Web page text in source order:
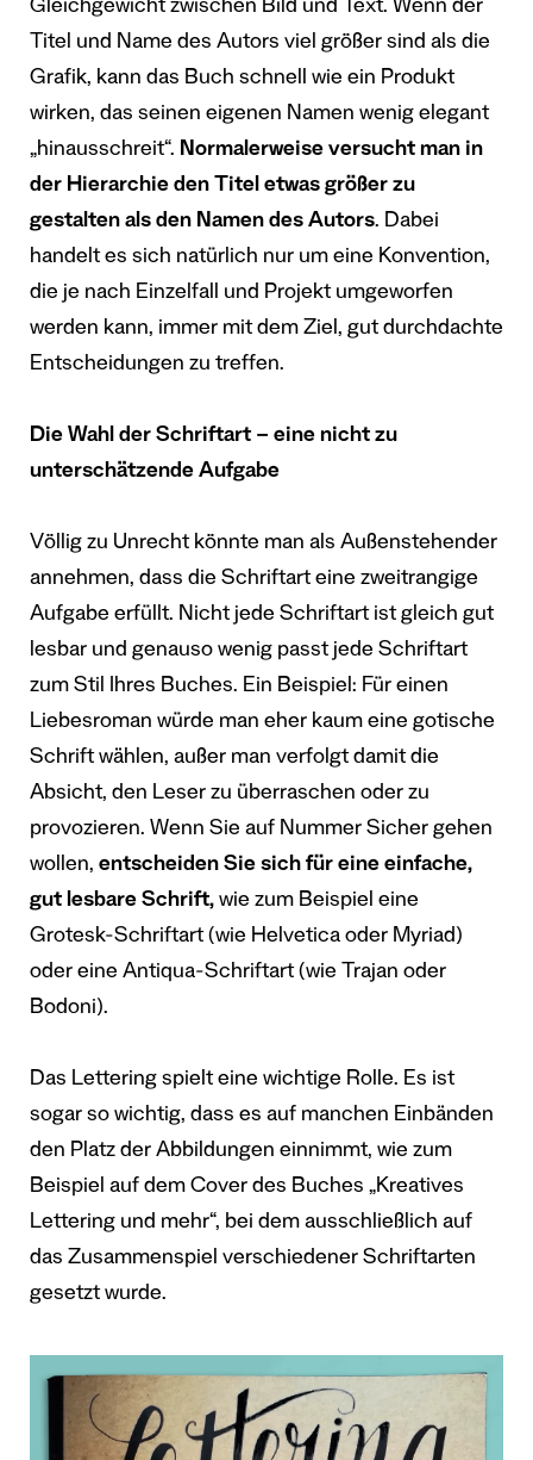
Gleichgewicht zwischen Bild und Text. Wenn der
Titel und Name des Autors viel größer sind als die
Grafik, kann das Buch schnell wie ein Produkt
wirken, das seinen eigenen Namen wenig elegant
„hinausschreit“. Normalerweise versucht man in
der Hierarchie den Titel etwas größer zu
gestalten als den Namen des Autors. Dabei
handelt es sich natürlich nur um eine Konvention,
die je nach Einzelfall und Projekt umgeworfen
werden kann, immer mit dem Ziel, gut durchdachte
Entscheidungen zu treffen.
Die Wahl der Schriftart – eine nicht zu
unterschätzende Aufgabe
Völlig zu Unrecht könnte man als Außenstehender
annehmen, dass die Schriftart eine zweitrangige
Aufgabe erfüllt. Nicht jede Schriftart ist gleich gut
lesbar und genauso wenig passt jede Schriftart
zum Stil Ihres Buches. Ein Beispiel: Für einen
Liebesroman würde man eher kaum eine gotische
Schrift wählen, außer man verfolgt damit die
Absicht, den Leser zu überraschen oder zu
provozieren. Wenn Sie auf Nummer Sicher gehen
wollen, entscheiden Sie sich für eine einfache,
gut lesbare Schrift, wie zum Beispiel eine
Grotesk-Schriftart (wie Helvetica oder Myriad)
oder eine Antiqua-Schriftart (wie Trajan oder
Bodoni).
Das Lettering spielt eine wichtige Rolle. Es ist
sogar so wichtig, dass es auf manchen Einbänden
den Platz der Abbildungen einnimmt, wie zum
Beispiel auf dem Cover des Buches „Kreatives
Lettering und mehr“, bei dem ausschließlich auf
das Zusammenspiel verschiedener Schriftarten
gesetzt wurde.